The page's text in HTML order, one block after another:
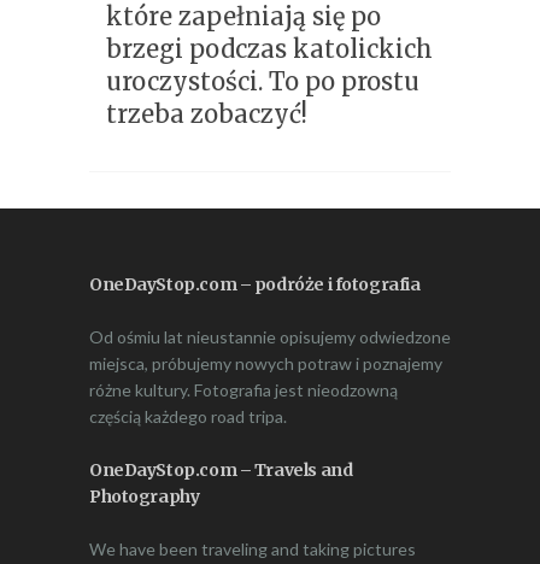
które zapełniają się po
brzegi podczas katolickich
uroczystości. To po prostu
trzeba zobaczyć!
OneDayStop.com – podróże i fotografia
Od ośmiu lat nieustannie opisujemy odwiedzone
miejsca, próbujemy nowych potraw i poznajemy
różne kultury. Fotografia jest nieodzowną
częścią każdego road tripa.
OneDayStop.com – Travels and
Photography
We have been traveling and taking pictures